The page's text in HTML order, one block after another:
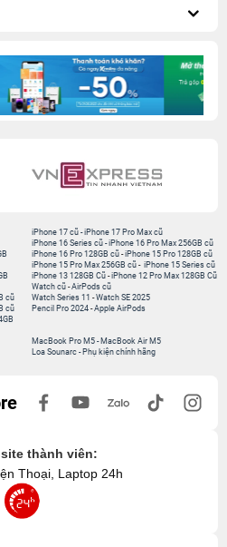
iPhone 17 cũ-iPhone 17 Pro Max cũ
iPhone 16 Series cũ- iPhone 16 Pro Max 256GB cũ
iPhone 16 Pro 128GB cũ-iPhone 15 Pro 128GB cũ
iPhone 15 Pro Max 256GB cũ- iPhone 15 Series cũ
cũ
cũ
iPhone 13 128GB Cũ-iPhone 12 Pro Max 128GB Cũ
Watch cũ-AirPods cũ
Watch Series 11 -Watch SE 2025
Pencil Pro 2024-Apple AirPods
MacBook Pro M5- MacBook Air M5
Loa Sounarc- Phụ kiện chính hãng
thành viên:
Thoại, Laptop 24h